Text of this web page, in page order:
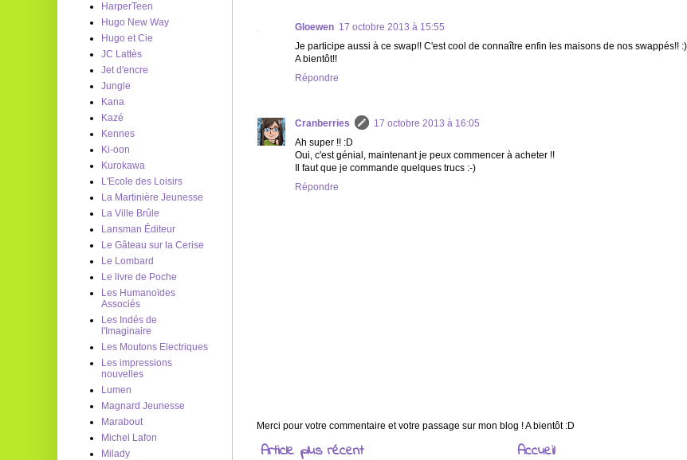
Gloewen 17 octobre 2013 à 15:55
Je participe aussi à ce swap!! C'est cool de connaître enfin les maisons de nos swappés!! :)
A bientôt!!
Répondre
Cranberries
17 octobre 2013 à 16:05
Ah super !! :D
Oui, c'est génial, maintenant je peux commencer à acheter !!
Il faut que je commande quelques trucs :-)
Répondre
Merci pour votre commentaire et votre passage sur mon blog ! A bientôt :D
Article plus récent Accueil
HarperTeen
Hugo New Way
Hugo et Cie
JC Lattès
Jet d'encre
Jungle
Kana
Kazé
Kennes
Ki-oon
Kurokawa
L'Ecole des Loisirs
La Martinière Jeunesse
La Ville Brûle
Lansman Éditeur
Le Gâteau sur la Cerise
Le Lombard
Le livre de Poche
Les Humanoïdes
Associés
Les Indés de
l'Imaginaire
Les Moutons Electriques
Les impressions
nouvelles
Lumen
Magnard Jeunesse
Marabout
Michel Lafon
Milady